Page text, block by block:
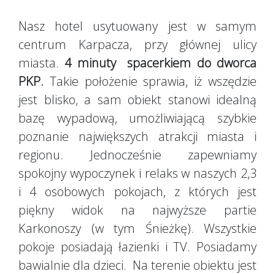
Nasz hotel usytuowany jest w samym
centrum Karpacza, przy głównej ulicy
miasta. 4 minuty
spacerkiem do dworca
PKP. Takie położenie sprawia, iż wszędzie
jest blisko, a sam obiekt stanowi idealną
bazę wypadową, umożliwiającą szybkie
poznanie największych atrakcji miasta i
regionu. Jednocześnie zapewniamy
spokojny wypoczynek i relaks w naszych 2,3
i 4 osobowych pokojach, z których jest
piękny widok na najwyższe partie
Karkonoszy (w tym Śnieżkę). Wszystkie
pokoje posiadają łazienki i TV. Posiadamy
bawialnie dla dzieci. Na terenie obiektu jest